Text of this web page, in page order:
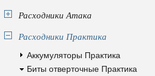
Расходники Атака
Расходники Практика
Аккумуляторы Практика
Биты отверточные Практика